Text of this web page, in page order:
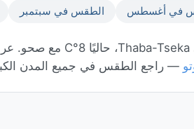
في أغسطس الطقس في سبتمبر
— راجع الطقس في جميع المدن